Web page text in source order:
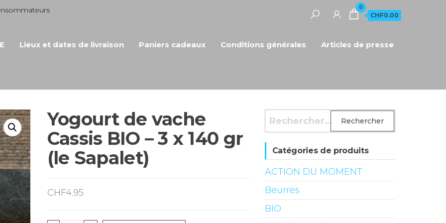
0
CHF0.00
Lieux et dates de livraison Paniers cadeaux Conditions générales Articles de presse
Yogourt de vache
Cassis BIO – 3 x 140 gr
(le Sapalet)
CHF4.95
Rechercher :
Catégories de produits
ACTION DU MOMENT
Beurres
BIO